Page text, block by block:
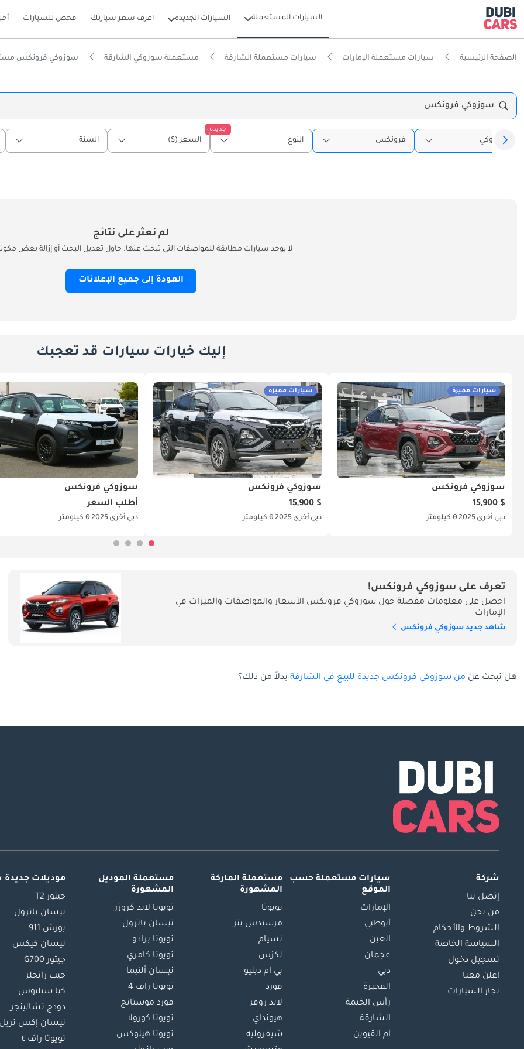
السيارات المستعملة السيارات الجديدة اعرف سعر سيارتك فحص للسيارات
الصفحة الرئيسية سيارات مستعملة الإمارات سيارات مستعملة الشارقة مستعملة سوزوكي الشارقة سوزوكي فرونكس
سوزوكي فرونكس
سوزوكي فرونكس
جديدة
النوع السعر ($) السنة
لم نعثر على نتائج
لا يوجد سيارات مطابقة للمواصفات التي تبحث عنها. حاول تعديل البحث أو إزالة بعض
العودة إلى جميع الإعلانات
إليك خيارات سيارات قد تعجبك
سيارات مميزة
سوزوكي فرونكس
$ 15,900
دبي أخرى 20250 كيلومتر
سيارات مميزة
سوزوكي فرونكس
$ 15,900
دبي أخرى 20250 كيلومتر
سوزوكي فرونكس
أطلب السعر
دبي أخرى 20250 كيلومتر
تعرف على سوزوكي فرونكس!
احصل على معلومات مفصلة حول سوزوكي فرونكس الأسعار والمواصفات والميزات في
الإمارات
شاهد جديد سوزوكي فرونكس
هل تبحث عن من سوزوكي فرونكس جديدة للبيع في الشارقة بدلاً من ذلك؟
شركة
إتصل بنا
من نحن
الشروط والأحكام
السياسة الخاصة
تسجيل دخول
اعلن معنا
تجار السيارات
سيارات مستعملة حسب
الموقع
الإمارات
أبوظبي
العين
عجمان
دبي
الفجيرة
رأس الخيمة
الشارقة
أم القيوين
مستعملة الماركة
المشهورة
تويوتا
مرسيدس بنز
نسيام
لكزس
بي ام دبليو
فورد
لاند روفر
هيونداي
شيفروليه
مستعملة الموديل
المشهورة
تويوتا لاند كروزر
نيسان باترول
تويوتا برادو
تويوتا كامري
نيسان ألتيما
تويوتا راف 4
فورد موستانج
تويوتا كورولا
تويوتا هيلوكس
موديلات
جيتور T2
نيسان باترول
بورش 911
نيسان كيكس
جيتور G700
جيب رانجلر
كيا سيلتوس
دودج تشالينجر
نيسان إكس تريل
تويوتا راف ٤